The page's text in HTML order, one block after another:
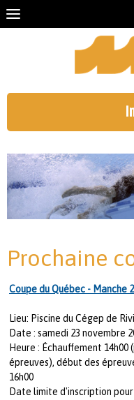
Prochaine
Coupe du Québec - Manche 2
Lieu: Piscine du Cégep de
Date : samedi 23 novembre
Heure : Échauffement
épreuves), début des
16h00
Date limite d'inscription